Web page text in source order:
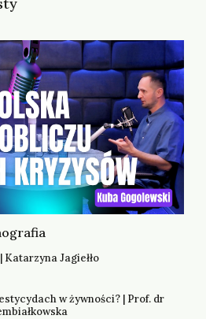
Katarzyna Jagiełło
w żywności? | Prof. dr